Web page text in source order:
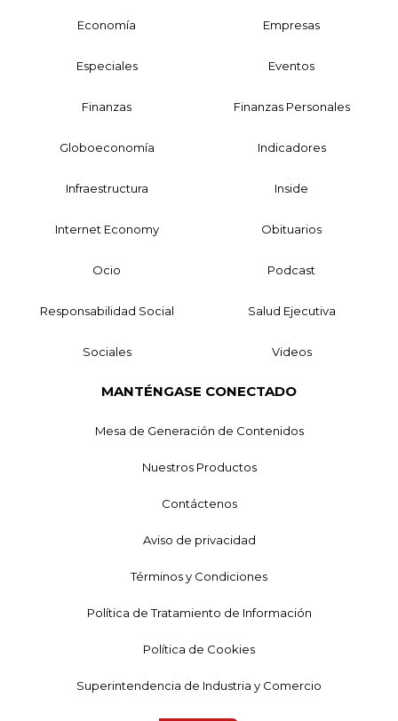
Economía Empresas
Especiales Eventos
Finanzas Finanzas Personales
Globoeconomía Indicadores
Infraestructura Inside
Internet Economy Obituarios
Ocio Podcast
Responsabilidad Social Salud Ejecutiva
Sociales Videos
MANTÉNGASE CONECTADO
Mesa de Generación de Contenidos
Nuestros Productos
Contáctenos
Aviso de privacidad
Términos y Condiciones
Política de Tratamiento de Información
Política de Cookies
Superintendencia de Industria y Comercio